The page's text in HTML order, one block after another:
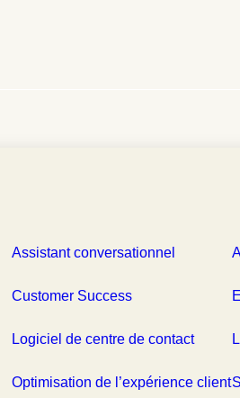
Assistant conversationnel
Customer Success
Logiciel de centre de contact
Optimisation de l’expérience client
la croissance